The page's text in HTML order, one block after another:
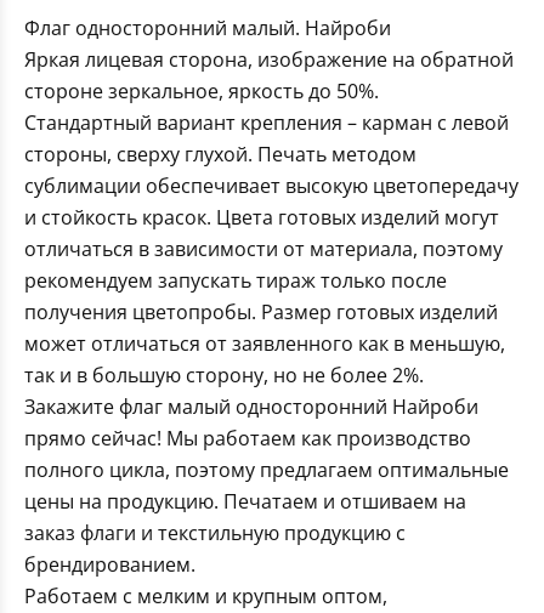
Флаг односторонний малый. Найроби
Яркая лицевая сторона, изображение на обратной
стороне зеркальное, яркость до 50%.
Стандартный вариант крепления – карман с левой
стороны, сверху глухой. Печать методом
сублимации обеспечивает высокую цветопередачу
и стойкость красок. Цвета готовых изделий могут
отличаться в зависимости от материала, поэтому
рекомендуем запускать тираж только после
получения цветопробы. Размер готовых изделий
может отличаться от заявленного как в меньшую,
так и в большую сторону, но не более 2%.
Закажите флаг малый односторонний Найроби
прямо сейчас! Мы работаем как производство
полного цикла, поэтому предлагаем оптимальные
цены на продукцию. Печатаем и отшиваем на
заказ флаги и текстильную продукцию с
брендированием.
Работаем с мелким и крупным оптом,